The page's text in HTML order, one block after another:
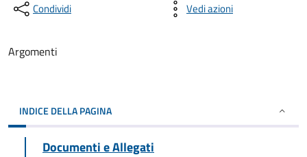
Condividi Vedi azioni
Argomenti
INDICE DELLA PAGINA
Documenti e Allegati